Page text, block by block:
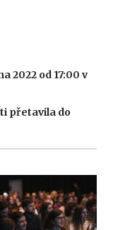
2022 od 17:00 v
přetavila do